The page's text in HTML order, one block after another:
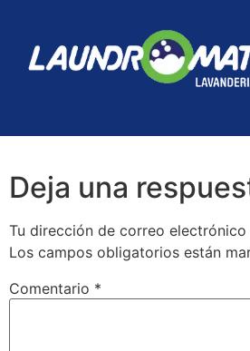
Deja una
Tu dirección de correo
Los campos obligatorios están
Comentario *